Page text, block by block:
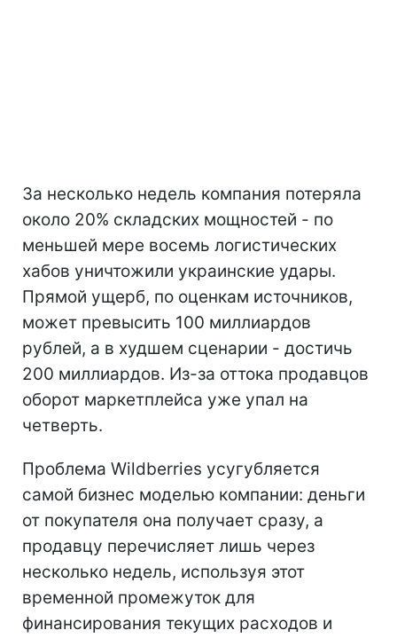
За несколько недель компания потеряла
около 20% складских мощностей - по
меньшей мере восемь логистических
хабов уничтожили украинские удары.
Прямой ущерб, по оценкам источников,
может превысить 100 миллиардов
рублей, а в худшем сценарии - достичь
200 миллиардов. Из-за оттока продавцов
оборот маркетплейса уже упал на
четверть.
Проблема Wildberries усугубляется
самой бизнес моделью компании: деньги
от покупателя она получает сразу, а
продавцу перечисляет лишь через
несколько недель, используя этот
временной промежуток для
финансирования текущих расходов и